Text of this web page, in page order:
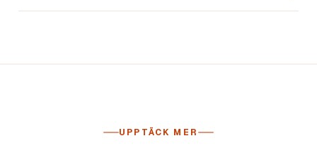
UPPTÄCK MER